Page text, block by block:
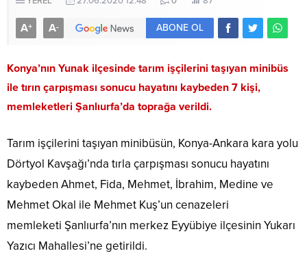
A+ A- ABONE OL
Konya’nın Yunak ilçesinde tarım işçilerini taşıyan minibüs
ile tırın çarpışması sonucu hayatını kaybeden 7 kişi,
memleketleri Şanlıurfa’da toprağa verildi.
Tarım işçilerini taşıyan minibüsün, Konya-Ankara kara yolu
Dörtyol Kavşağı’nda tırla çarpışması sonucu hayatını
kaybeden Ahmet, Fida, Mehmet, İbrahim, Medine ve
Mehmet Okal ile Mehmet Kuş’un cenazeleri
memleketi Şanlıurfa’nın merkez Eyyübiye ilçesinin Yukarı
Yazıcı Mahallesi’ne getirildi.